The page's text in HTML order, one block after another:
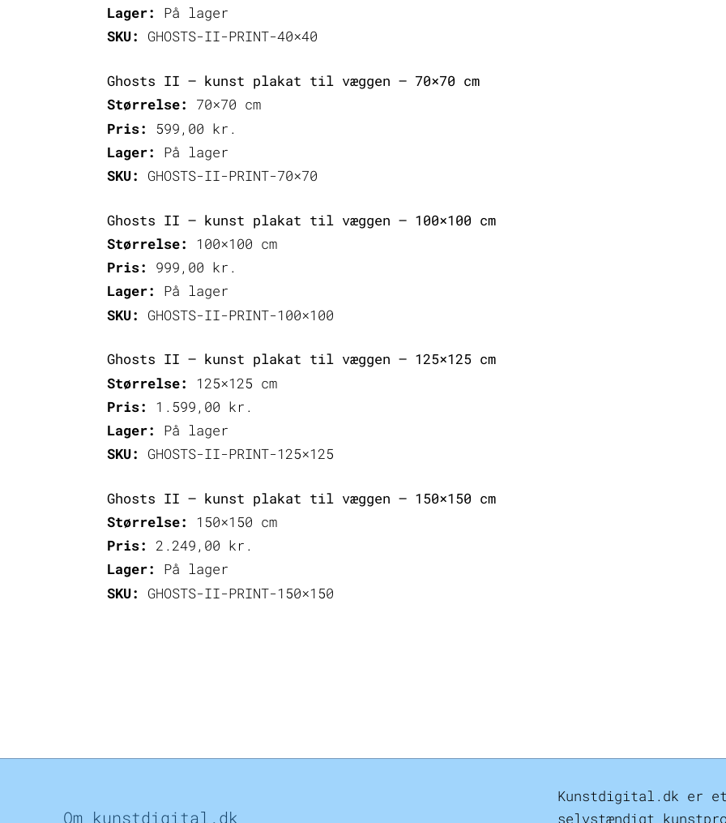
Lager:
På lager
SKU:
GHOSTS-II-PRINT-40×40
Ghosts II – kunst plakat til væggen – 70×70 cm
Størrelse:
70×70 cm
Pris:
599,00 kr.
Lager:
På lager
SKU:
GHOSTS-II-PRINT-70×70
Ghosts II – kunst plakat til væggen – 100×100 cm
Størrelse:
100×100 cm
Pris:
999,00 kr.
Lager:
På lager
SKU:
GHOSTS-II-PRINT-100×100
Ghosts II – kunst plakat til væggen – 125×125 cm
Størrelse:
125×125 cm
Pris:
1.599,00 kr.
Lager:
På lager
SKU:
GHOSTS-II-PRINT-125×125
Ghosts II – kunst plakat til væggen – 150×150 cm
Størrelse:
150×150 cm
Pris:
2.249,00 kr.
Lager:
På lager
SKU:
GHOSTS-II-PRINT-150×150
Om kunstdigital.dk
Kunstdigital.dk er et
selvstændigt